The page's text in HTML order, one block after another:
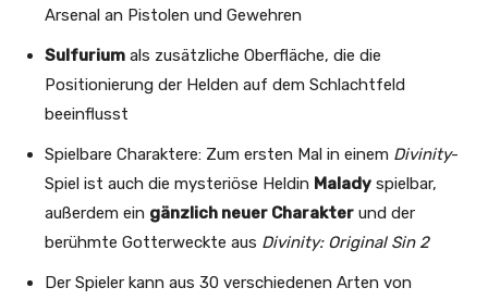
Arsenal an Pistolen und Gewehren
Sulfurium als zusätzliche Oberfläche, die die
Positionierung der Helden auf dem Schlachtfeld
beeinflusst
Spielbare Charaktere: Zum ersten Mal in einem Divinity-
Spiel ist auch die mysteriöse Heldin Malady spielbar,
außerdem ein gänzlich neuer Charakter und der
berühmte Gotterweckte aus Divinity: Original Sin 2
Der Spieler kann aus 30 verschiedenen Arten von